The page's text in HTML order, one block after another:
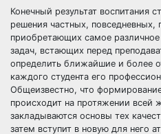
Конечный результат воспитания
решения частных,
приобретающих самое
задач, встающих перед
определить ближайшие и более
каждого студента его
Общеизвестно, что
происходит на протяжении всей
закладываются основы тех
затем вступит в новую для него